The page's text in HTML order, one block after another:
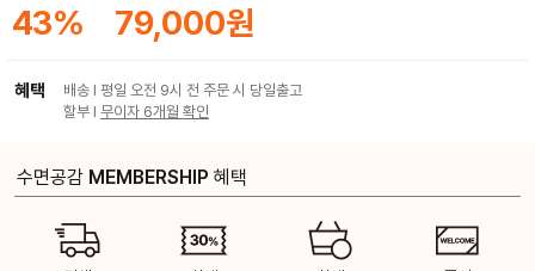
43% 79,000원
혜택
배송 I 평일 오전 9시 전 주문 시 당일출고
할부 I 무이자 6개월 확인
수면공감 MEMBERSHIP 혜택